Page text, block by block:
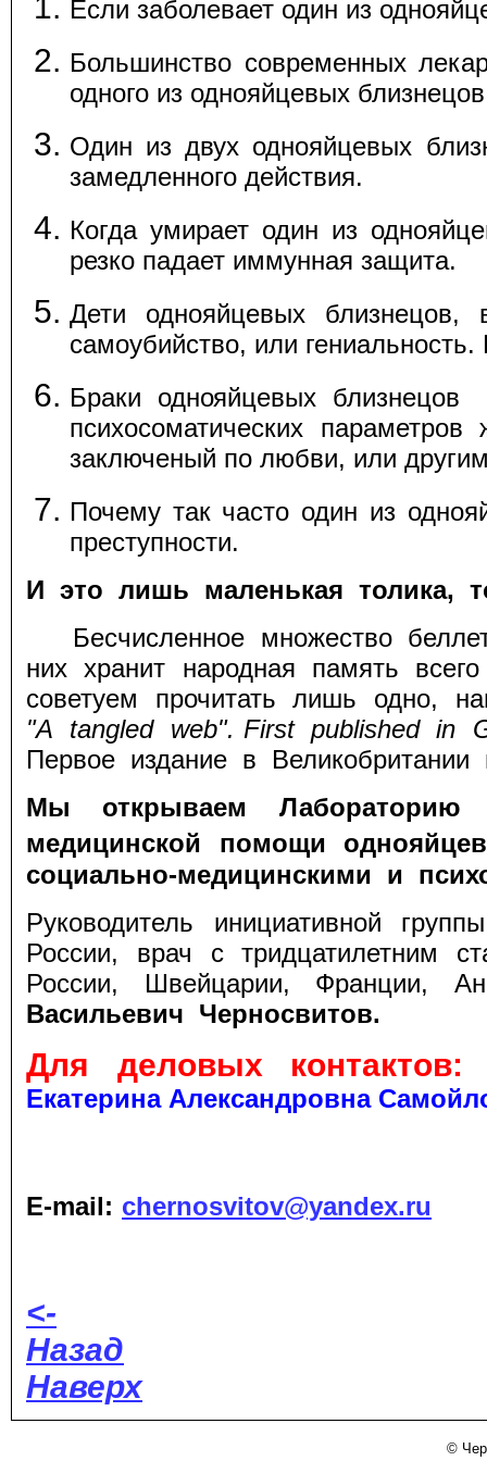
Если заболевает один из
Большинство современных
одного из однояйцевых
Один из двух однояйцевых
замедленного действия.
Когда умирает один из
резко падает иммунная защита.
Дети однояйцевых
самоубийство, или
Браки однояйцевых близнецов
психосоматических
заключеный по любви, или
Почему так часто один из
преступности.
И это лишь маленькая толика,
Бесчисленное множество
них хранит народная память
советуем прочитать лишь одно,
"A tangled web". First published in
Первое издание в Великобритании
Мы открываем
медицинской
помощи
социально-медицинскими и
Руководитель инициативной
России, врач с тридцатилетним
России, Швейцарии, Франции,
Васильевич Черносвитов.
Для деловых контактов:
Екатерина Александровна
E-mail: chernosvitov@yandex.ru
<-
Назад
Наверх
©